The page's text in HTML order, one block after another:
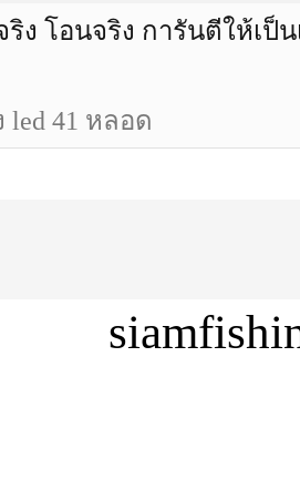
ริง โอนจริง การันตีให้เป็น
led 41 หลอด